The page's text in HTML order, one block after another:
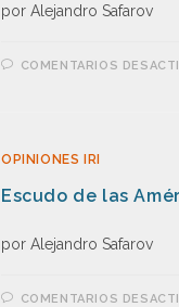
por Alejandro Safarov
COMENTARIOS
OPINIONES IRI
Escudo de las
por Alejandro Safarov
COMENTARIOS